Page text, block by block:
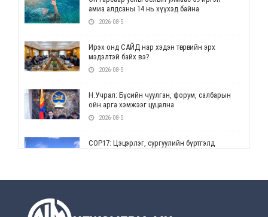
амиа алдсаны 14 нь хүүхэд байна
2026-08-5
Ирэх онд САЙД нар хэдэн төгрөгийн эрх
мэдэлтэй байх вэ?
2026-08-5
Н.Учрал: Бүсийн чуулган, форум, салбарын
ойн арга хэмжээг цуцална
2026-08-5
СОР17: Цэцэрлэг, сургуулийн бүртгэлд